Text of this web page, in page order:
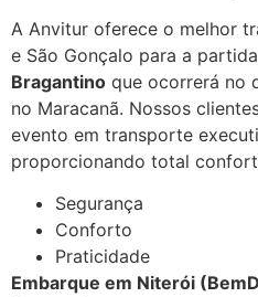
A Anvitur oferece o melhor
e São Gonçalo para a
Bragantino que ocorrerá no
no Maracanã. Nossos
evento em transporte
proporcionando total
Segurança
Conforto
Praticidade
Embarque em Niterói